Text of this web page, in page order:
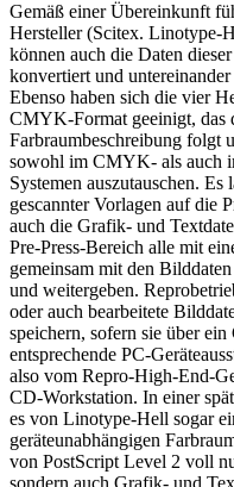
Gemäß einer Übereinkunft
Hersteller (Scitex. Linotype-
können auch die Daten
konvertiert und
Ebenso haben sich die vier
CMYK-Format geeinigt, das
Farbraumbeschreibung folgt
sowohl im CMYK- als auch
Systemen auszutauschen.
gescannter Vorlagen auf die
auch die Grafik- und
Pre-Press-Bereich alle mit
gemeinsam mit den
und weitergeben.
oder auch bearbeitete
speichern, sofern sie über
entsprechende PC-
also vom Repro-High-End-
CD-Workstation. In einer
es von Linotype-Hell sogar
geräteunabhängigen
von PostScript Level 2 voll